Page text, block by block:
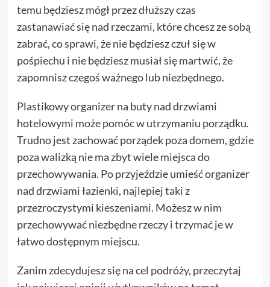
temu będziesz mógł przez dłuższy czas
zastanawiać się nad rzeczami, które chcesz ze sobą
zabrać, co sprawi, że nie będziesz czuł się w
pośpiechu i nie będziesz musiał się martwić, że
zapomnisz czegoś ważnego lub niezbędnego.
Plastikowy organizer na buty nad drzwiami
hotelowymi może pomóc w utrzymaniu porządku.
Trudno jest zachować porządek poza domem, gdzie
poza walizką nie ma zbyt wiele miejsca do
przechowywania. Po przyjeździe umieść organizer
nad drzwiami łazienki, najlepiej taki z
przezroczystymi kieszeniami. Możesz w nim
przechowywać niezbędne rzeczy i trzymać je w
łatwo dostępnym miejscu.
Zanim zdecydujesz się na cel podróży, przeczytaj